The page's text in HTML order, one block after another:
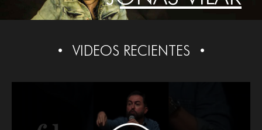
VIDEOS RECIENTES